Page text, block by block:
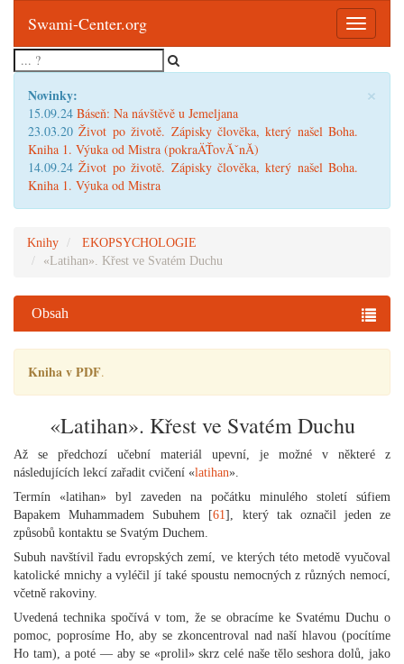
Toggle
Swami-Center.org
×
Novinky:
15.09.24 Báseň: Na návštěvě u Jemeljana
23.03.20Život po životě. Zápisky člověka, který našel Boha.
Kniha 1. Výuka od Mistra (pokraÄŤovĂˇnĂ­)
14.09.24Život po životě. Zápisky člověka, který našel Boha.
Kniha 1. Výuka od Mistra
Knihy
EKOPSYCHOLOGIE
«Latihan». Křest ve Svatém Duchu
Obsah
Kniha v PDF.
«Latihan». Křest ve Svatém Duchu
Až se předchozí učební materiál upevní, je možné v některé z
následujících lekcí zařadit cvičení «latihan».
Termín «latihan» byl zaveden na počátku minulého století súfiem
Bapakem Muhammadem Subuhem [61], který tak označil jeden ze
způsobů kontaktu se Svatým Duchem.
Subuh navštívil řadu evropských zemí, ve kterých této metodě vyučoval
katolické mnichy a vyléčil jí také spoustu nemocných z různých nemocí,
včetně rakoviny.
Uvedená technika spočívá v tom, že se obracíme ke Svatému Duchu o
pomoc, poprosíme Ho, aby se zkoncentroval nad naší hlavou (pocítíme
Ho tam), a poté — aby se «prolil» skrz celé naše tělo seshora dolů, jako